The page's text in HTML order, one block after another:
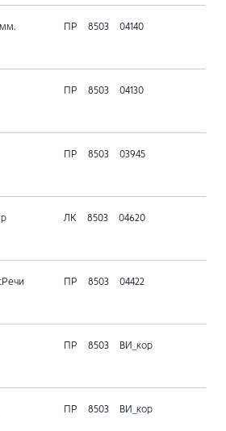
ПР 8503 04140
ПР 8503 04130
ПР 8503 03945
ЛК 8503 04620
ПР 8503 04422
ПР 8503 ВИ_кор
ПР 8503 ВИ_кор